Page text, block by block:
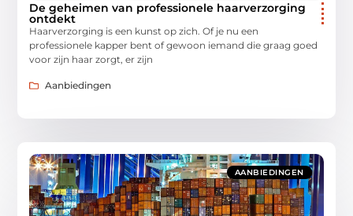
De geheimen van professionele haarverzorging
ontdekt
Haarverzorging is een kunst op zich. Of je nu een
professionele kapper bent of gewoon iemand die graag goed
voor zijn haar zorgt, er zijn
Aanbiedingen
AANBIEDINGEN